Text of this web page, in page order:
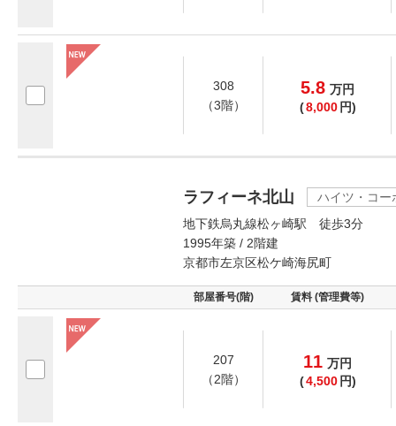
308
（3階）
5.8 万円
(8,000 円)
ラフィーネ北山
ハイツ・コー
地下鉄烏丸線松ヶ崎駅 徒歩3分
1995年築 / 2階建
京都市左京区松ケ崎海尻町
部屋番号(階) 賃料 (管理費等)
207
（2階）
11 万円
(4,500 円)